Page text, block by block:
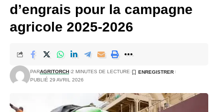
d’engrais pour la campagne
agricole 2025-2026
PARAGRITORCH 2 MINUTES DE LECTURE
PUBLIÉ 29 AVRIL 2026